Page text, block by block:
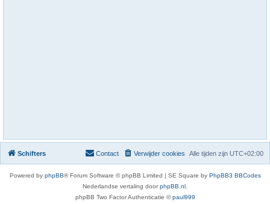
Schifters Alle tijden zijn UTC+02:00
Verwijder cookies
Contact
Powered by phpBB® Forum Software © phpBB Limited | SE Square by PhpBB3 BBCodes
Nederlandse vertaling doorphpBB.nl.
phpBB Two Factor Authenticatie ©paul999